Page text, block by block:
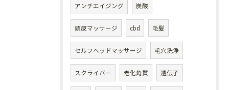
アンチエイジング 炭酸
頭皮マッサージ cbd 毛髪
セルフヘッドマッサージ 毛穴洗浄
スクライバー 老化角質 遺伝子